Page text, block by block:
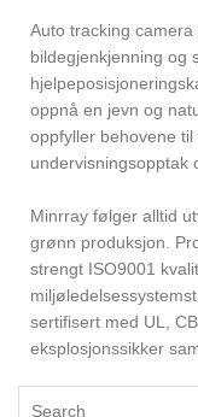
Auto tracking
bildegjenkjenning og
oppnå en jevn og
oppfyller behovene
undervisningsopptak
Minrray følger alltid
grønn produksjon.
strengt ISO9001
sertifisert med UL,
eksplosjonssikker